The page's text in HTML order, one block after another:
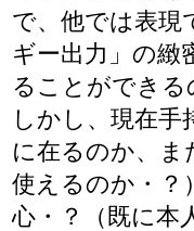
で、他では表現
ギー出力」の緻
ることができる
しかし、現在手
に在るのか、
使えるのか・？
心・？（既に本